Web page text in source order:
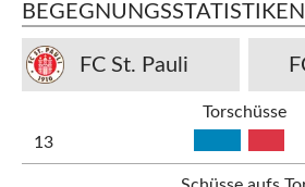
BEGEGNUNGSSTATISTIKEN
FC St. Pauli
Torschüsse
13